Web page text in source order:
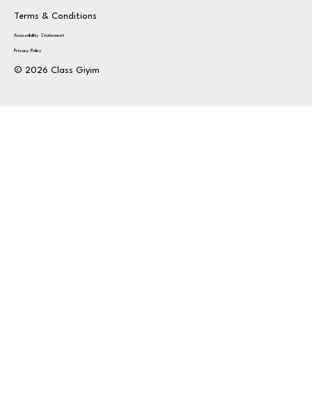
Terms & Conditions
Privacy Policy
Accessibility Statement
© 2026 Class Giyim